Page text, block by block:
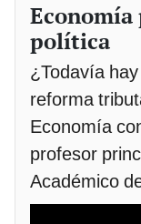
Economía
política
¿Todavía
reforma
Economía
profesor
Académico